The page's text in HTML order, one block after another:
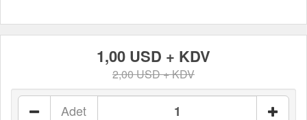
1,00 USD + KDV
2,00 USD + KDV
Adet